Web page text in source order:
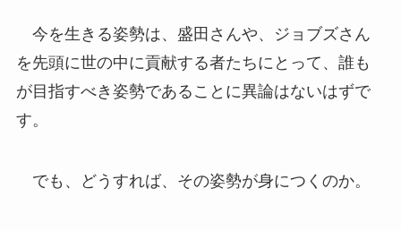
今を生きる姿勢は、盛田さんや、ジョブズさん
を先頭に世の中に貢献する者たちにとって、誰も
が目指すべき姿勢であることに異論はないはずで
す。
でも、どうすれば、その姿勢が身につくのか。